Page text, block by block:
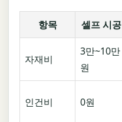
항목 셀프 시공
자재비
3만~10만
원
인건비 0원